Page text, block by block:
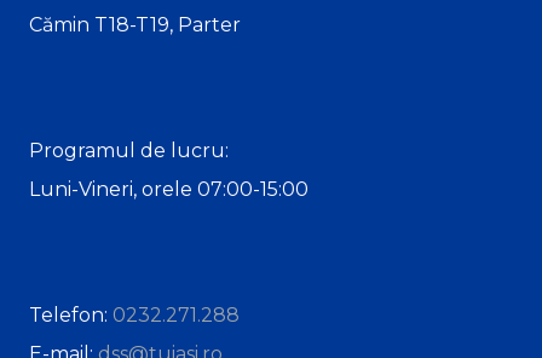
Cămin T18-T19, Parter
Programul de lucru:
Luni-Vineri, orele 07:00-15:00
Telefon: 0232.271.288